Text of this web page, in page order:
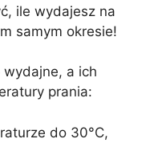
ile wydajesz na
samym okresie!
a ich
prania:
do 30°C,